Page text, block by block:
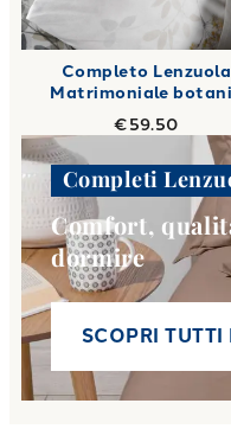
Completo Lenzuola
Matrimoniale
Shabby Chic in
240X280
€59.50
Completi
Comfort,
dormire
SCOPRI TUTTI